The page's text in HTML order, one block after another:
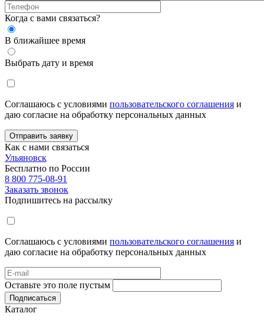
Когда с вами связаться?
В ближайшее время
Выбрать дату и время
Соглашаюсь с условиями пользовательского соглашения и
даю согласие на обработку персональных данных
Отправить заявку
Как с нами связаться
Ульяновск
Бесплатно по России
8 800 775-08-91
Заказать звонок
Подпишитесь на рассылку
Соглашаюсь с условиями пользовательского соглашения и
даю согласие на обработку персональных данных
Оставьте это поле пустым
Подписаться
Каталог